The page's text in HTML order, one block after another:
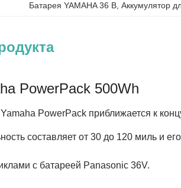
Батарея YAMAHA 36 В , Аккумулятор
PowerPack 500Wh
PowerPack приближается к
составляет от 30 до 120 миль и
с батареей Panasonic 36V.